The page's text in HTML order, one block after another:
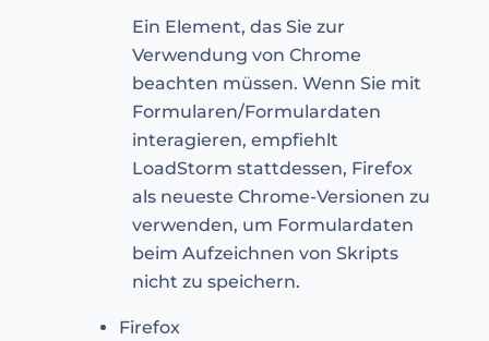
Ein Element, das Sie zur
Verwendung von Chrome
beachten müssen. Wenn Sie mit
Formularen/Formulardaten
interagieren, empfiehlt
LoadStorm stattdessen, Firefox
als neueste Chrome-Versionen zu
verwenden, um Formulardaten
beim Aufzeichnen von Skripts
nicht zu speichern.
Firefox